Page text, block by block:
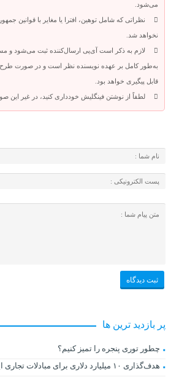
می‌شود.
نظراتی که شامل توهین، افترا یا مغایر با قوانین
نخواهد شد.
لازم به ذکر است آی‌پی ارسال‌کننده ثبت می‌شود و
به‌طور کامل بر عهده نویسنده نظر است و در صورت
قابل پیگیری خواهد بود.
لطفاً از نوشتن فینگلیش خودداری کنید، در غیر این
پر بازدید ترین ها
چطور توری پنجره را تمیز کنیم؟
هدف‌گذاری ۱۰ میلیارد دلاری برای مبادلات تجاری ایران و پاکستان